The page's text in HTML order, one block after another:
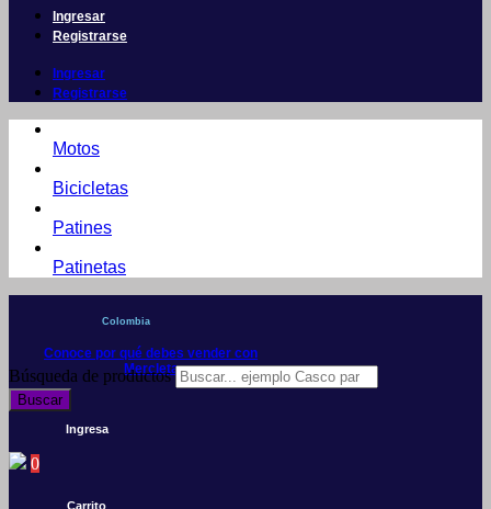
Ingresar
Registrarse
Ingresar
Registrarse
Motos
Bicicletas
Patines
Patinetas
Colombia
Conoce por qué debes vender con
Mercleta
Búsqueda de productos
Buscar
Ingresa
0
Carrito